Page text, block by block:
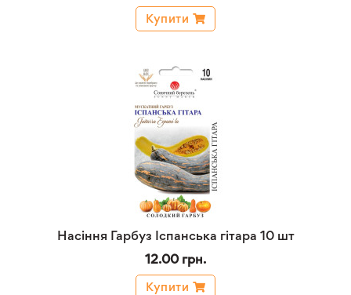
Купити
Насіння Гарбуз Іспанська гітара 10 шт
12.00 грн.
Купити